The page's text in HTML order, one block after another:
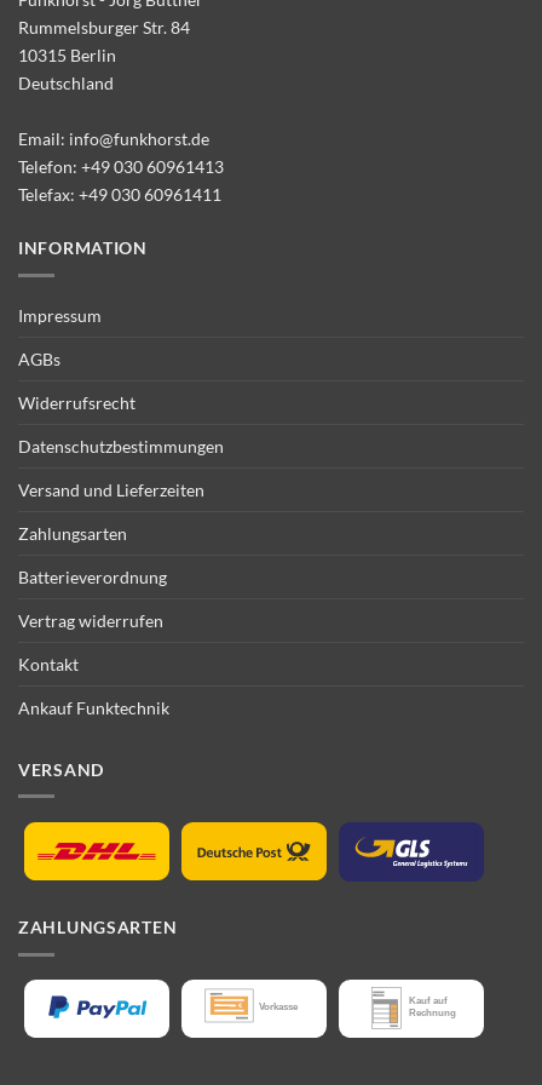
Rummelsburger Str. 84
10315 Berlin
Deutschland
Email: info@funkhorst.de
Telefon: +49 030 60961413
Telefax: +49 030 60961411
INFORMATION
Impressum
AGBs
Widerrufsrecht
Datenschutzbestimmungen
Versand und Lieferzeiten
Zahlungsarten
Batterieverordnung
Vertrag widerrufen
Kontakt
Ankauf Funktechnik
VERSAND
ZAHLUNGSARTEN